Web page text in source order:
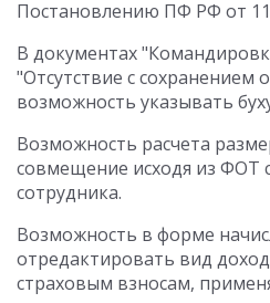
Постановлению ПФ РФ от
В документах
"Отсутствие с сохранением
возможность указывать
Возможность расчета
совмещение исходя из
сотрудника.
Возможность в форме
отредактировать вид
страховым взносам,